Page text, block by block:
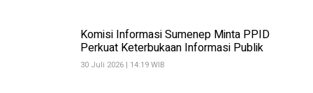
Komisi Informasi Sumenep Minta PPID
Perkuat Keterbukaan Informasi Publik
30 Juli 2026 | 14:19 WIB